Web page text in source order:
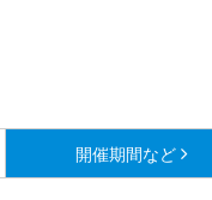
開催期間など